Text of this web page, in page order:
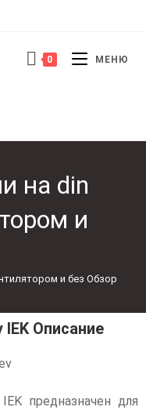
0 МЕНЮ
на din
и
и без Обзор
IEK Описание
предназначен для